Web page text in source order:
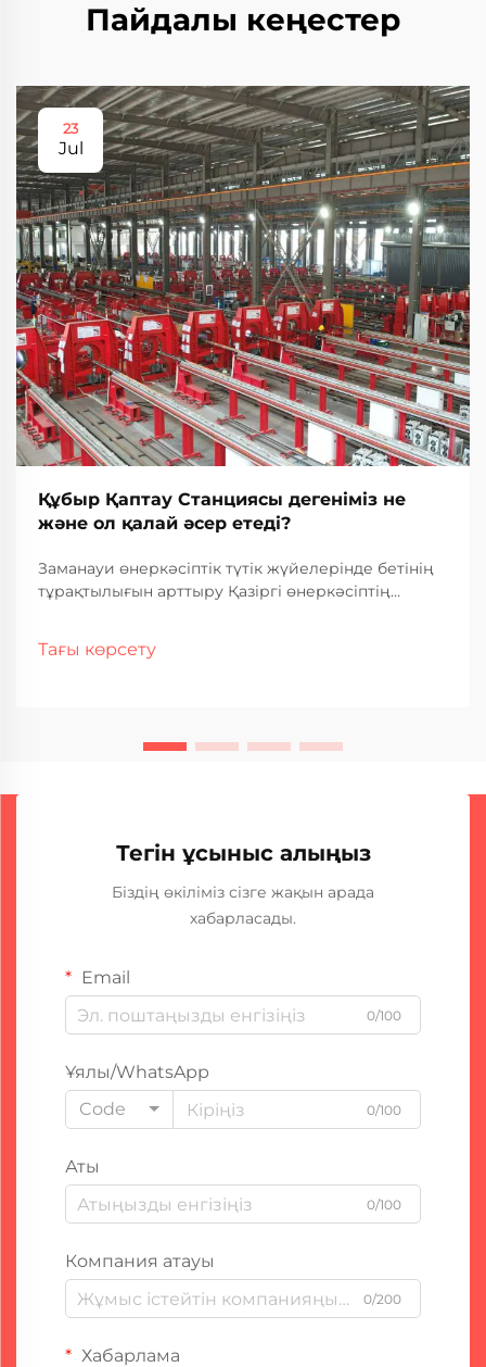
Пайдалы кеңестер
23
Jul
Құбыр Қаптау Станциясы дегеніміз не
және ол қалай әсер етеді?
Заманауи өнеркәсіптік түтік жүйелерінде бетінің
тұрақтылығын арттыру Қазіргі өнеркәсіптің
коррозия, жоғары қысым және жылу сияқты аса
Тағы көрсету
Тегін ұсыныс алыңыз
Біздің өкіліміз сізге жақын арада
хабарласады.
Email
0/100
Ұялы/WhatsApp
Code
0/100
Аты
0/100
Компания атауы
0/200
Хабарлама